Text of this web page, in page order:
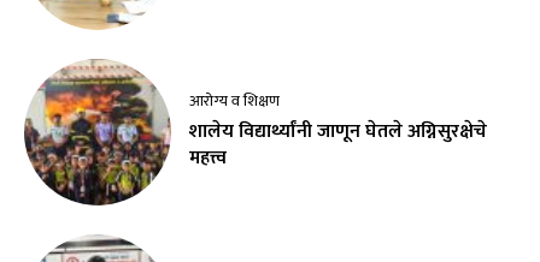
आरोग्य व शिक्षण
शालेय विद्यार्थ्यांनी जाणून घेतले अग्निसुरक्षेचे
महत्त्व